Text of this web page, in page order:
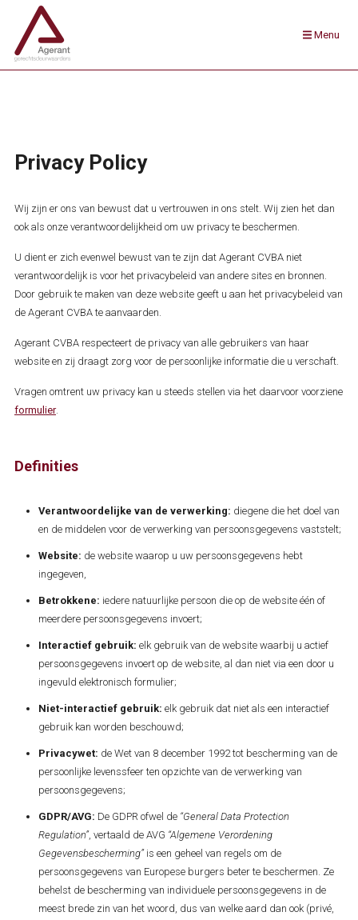
Menu
Privacy Policy
Wij zijn er ons van bewust dat u vertrouwen in ons stelt. Wij zien het dan
ook als onze verantwoordelijkheid om uw privacy te beschermen.
U dient er zich evenwel bewust van te zijn dat Agerant CVBA niet
verantwoordelijk is voor het privacybeleid van andere sites en bronnen.
Door gebruik te maken van deze website geeft u aan het privacybeleid van
de Agerant CVBA te aanvaarden.
Agerant CVBA respecteert de privacy van alle gebruikers van haar
website en zij draagt zorg voor de persoonlijke informatie die u verschaft.
Vragen omtrent uw privacy kan u steeds stellen via het daarvoor voorziene
formulier.
Definities
Verantwoordelijke van de verwerking: diegene die het doel van
en de middelen voor de verwerking van persoonsgegevens vaststelt;
Website: de website waarop u uw persoonsgegevens hebt
ingegeven,
Betrokkene: iedere natuurlijke persoon die op de website één of
meerdere persoonsgegevens invoert;
Interactief gebruik: elk gebruik van de website waarbij u actief
persoonsgegevens invoert op de website, al dan niet via een door u
ingevuld elektronisch formulier;
Niet-interactief gebruik: elk gebruik dat niet als een interactief
gebruik kan worden beschouwd;
Privacywet: de Wet van 8 december 1992 tot bescherming van de
persoonlijke levenssfeer ten opzichte van de verwerking van
persoonsgegevens;
GDPR/AVG: De GDPR ofwel de “General Data Protection
Regulation”, vertaald de AVG “Algemene Verordening
Gegevensbescherming”is een geheel van regels om de
persoonsgegevens van Europese burgers beter te beschermen. Ze
behelst de bescherming van individuele persoonsgegevens in de
meest brede zin van het woord, dus van welke aard dan ook (privé,